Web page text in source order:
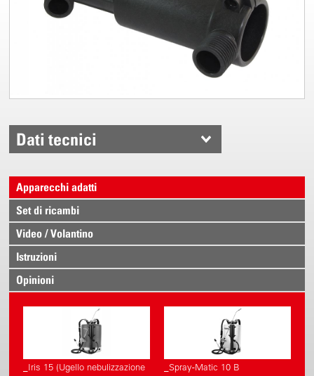
Dati tecnici
Apparecchi adatti
Set di ricambi
Video / Volantino
Istruzioni
Opinioni
_Iris 15 (Ugello nebulizzazione
_Spray-Matic 10 B